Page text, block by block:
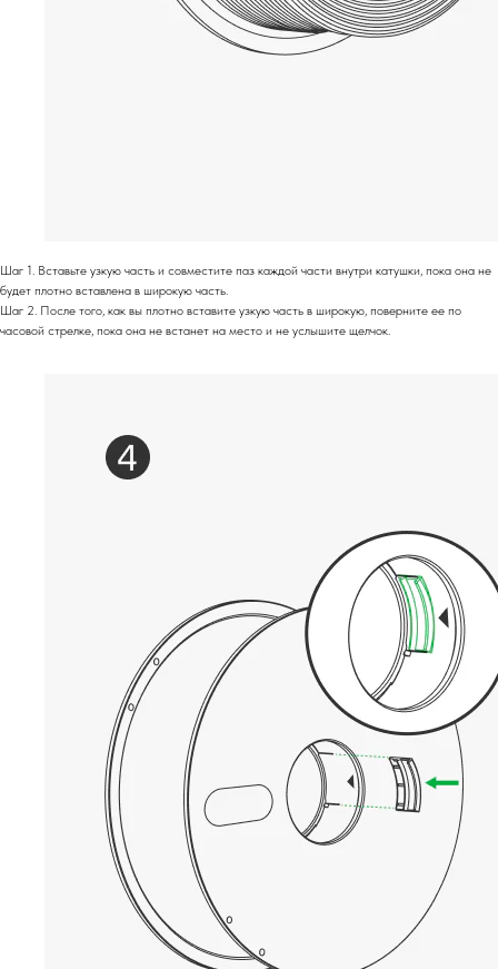
Шаг 1. Вставьте узкую часть и совместите паз каждой части внутри катушки, пока она не
будет плотно вставлена ​​в широкую часть.
Шаг 2. После того, как вы плотно вставите узкую часть в широкую, поверните ее по
часовой стрелке, пока она не встанет на место и не услышите щелчок.